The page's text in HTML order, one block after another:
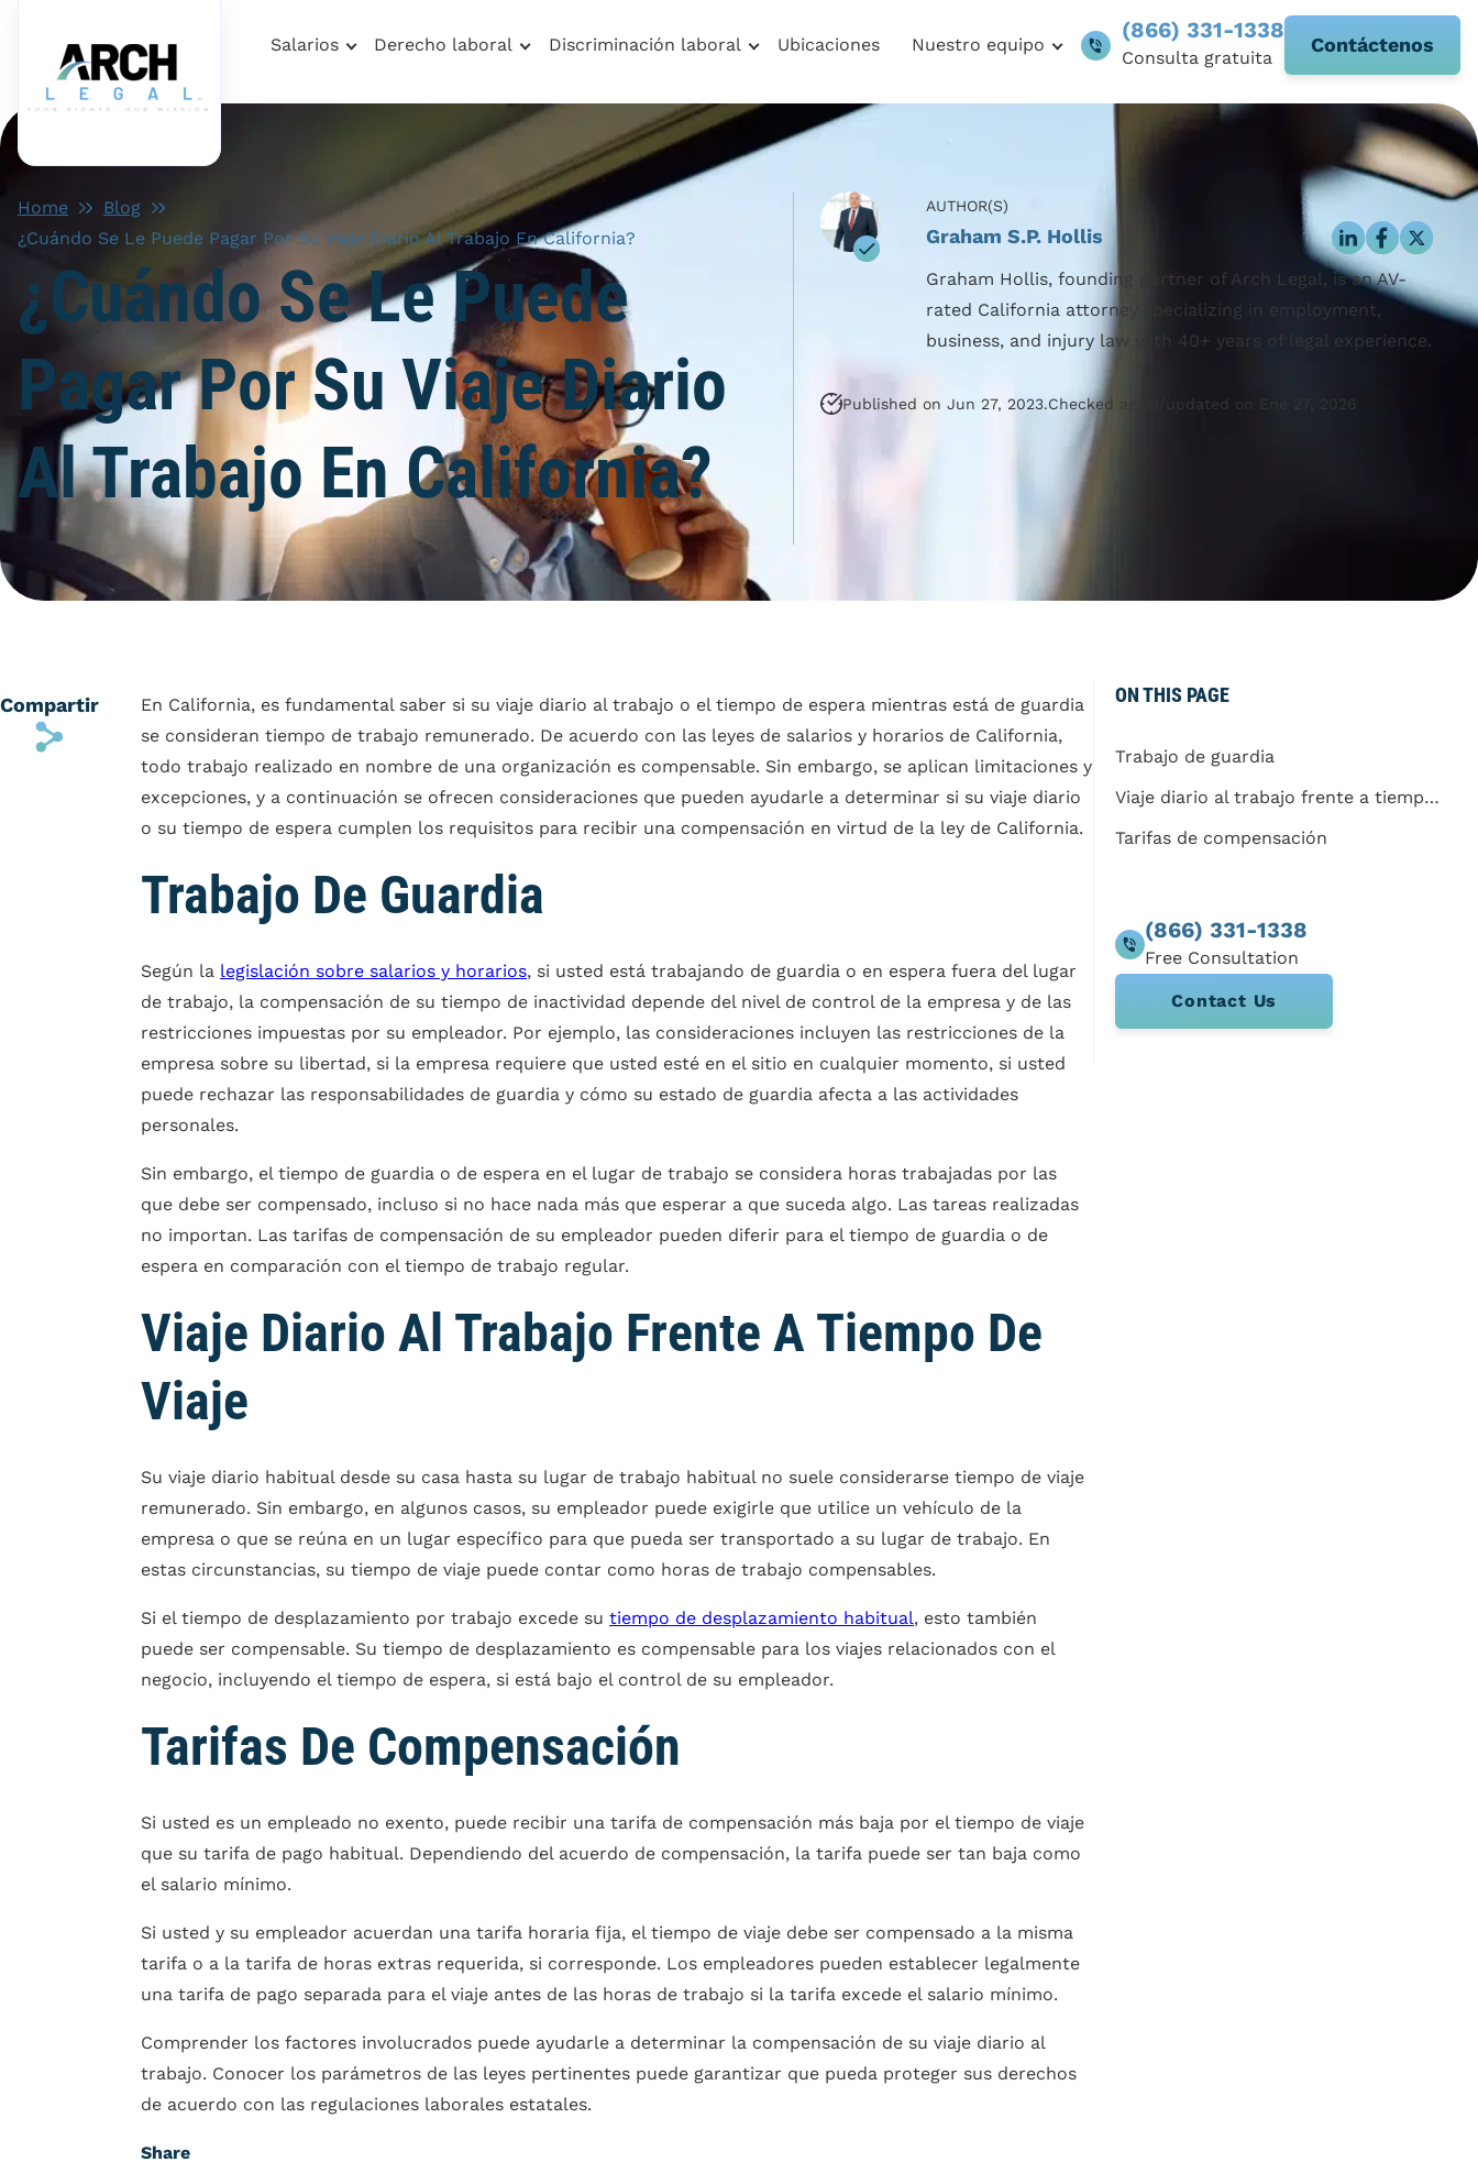
Salarios Derecho laboral Discriminación laboral Ubicaciones Nuestro equipo
(866) 331-1338
Consulta gratuita
Contáctenos
Home
Blog
¿Cuándo Se Le Puede Pagar Por Su Viaje Diario Al Trabajo En California?
¿Cuándo Se Le Puede
Pagar Por Su Viaje Diario
Al Trabajo En California?
AUTHOR(S)
Graham S.P. Hollis
Graham Hollis, founding partner of Arch Legal, is an AV-
rated California attorney specializing in employment,
business, and injury law with 40+ years of legal experience.
Published on Jun 27, 2023.Checked again/updated on Ene 27, 2026
Compartir
s
En California, es fundamental saber si su viaje diario al trabajo o el tiempo de espera mientras está de guardia
se consideran tiempo de trabajo remunerado. De acuerdo con las leyes de salarios y horarios de California,
todo trabajo realizado en nombre de una organización es compensable. Sin embargo, se aplican limitaciones y
excepciones, y a continuación se ofrecen consideraciones que pueden ayudarle a determinar si su viaje diario
o su tiempo de espera cumplen los requisitos para recibir una compensación en virtud de la ley de California.
Trabajo De Guardia
Según la legislación sobre salarios y horarios, si usted está trabajando de guardia o en espera fuera del lugar
de trabajo, la compensación de su tiempo de inactividad depende del nivel de control de la empresa y de las
restricciones impuestas por su empleador. Por ejemplo, las consideraciones incluyen las restricciones de la
empresa sobre su libertad, si la empresa requiere que usted esté en el sitio en cualquier momento, si usted
puede rechazar las responsabilidades de guardia y cómo su estado de guardia afecta a las actividades
personales.
Sin embargo, el tiempo de guardia o de espera en el lugar de trabajo se considera horas trabajadas por las
que debe ser compensado, incluso si no hace nada más que esperar a que suceda algo. Las tareas realizadas
no importan. Las tarifas de compensación de su empleador pueden diferir para el tiempo de guardia o de
espera en comparación con el tiempo de trabajo regular.
Viaje Diario Al Trabajo Frente A Tiempo De
Viaje
Su viaje diario habitual desde su casa hasta su lugar de trabajo habitual no suele considerarse tiempo de viaje
remunerado. Sin embargo, en algunos casos, su empleador puede exigirle que utilice un vehículo de la
empresa o que se reúna en un lugar específico para que pueda ser transportado a su lugar de trabajo. En
estas circunstancias, su tiempo de viaje puede contar como horas de trabajo compensables.
Si el tiempo de desplazamiento por trabajo excede su tiempo de desplazamiento habitual, esto también
puede ser compensable. Su tiempo de desplazamiento es compensable para los viajes relacionados con el
negocio, incluyendo el tiempo de espera, si está bajo el control de su empleador.
Tarifas De Compensación
Si usted es un empleado no exento, puede recibir una tarifa de compensación más baja por el tiempo de viaje
que su tarifa de pago habitual. Dependiendo del acuerdo de compensación, la tarifa puede ser tan baja como
el salario mínimo.
Si usted y su empleador acuerdan una tarifa horaria fija, el tiempo de viaje debe ser compensado a la misma
tarifa o a la tarifa de horas extras requerida, si corresponde. Los empleadores pueden establecer legalmente
una tarifa de pago separada para el viaje antes de las horas de trabajo si la tarifa excede el salario mínimo.
Comprender los factores involucrados puede ayudarle a determinar la compensación de su viaje diario al
trabajo. Conocer los parámetros de las leyes pertinentes puede garantizar que pueda proteger sus derechos
de acuerdo con las regulaciones laborales estatales.
Share
ON THIS PAGE
Trabajo de guardia
Viaje diario al trabajo frente a tiempo de viaje
Tarifas de compensación
(866) 331-1338
Contact Us